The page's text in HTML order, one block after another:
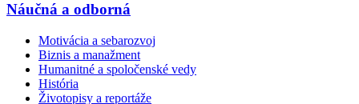
Náučná a odborná
Motivácia a sebarozvoj
Biznis a manažment
Humanitné a spoločenské vedy
História
Životopisy a reportáže